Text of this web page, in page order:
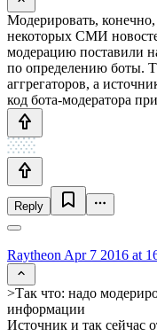
Модерировать,
некоторых СМИ
модерацию поставили
по определению боты.
аггрегаторов, а
код бота-модератора
Reply
Raytheon Apr 7 2016 at
>Так что: надо
информации
Источник и так сейчас